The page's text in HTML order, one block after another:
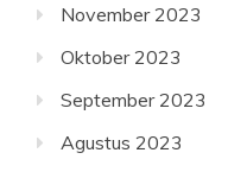
November 2023
Oktober 2023
September 2023
Agustus 2023